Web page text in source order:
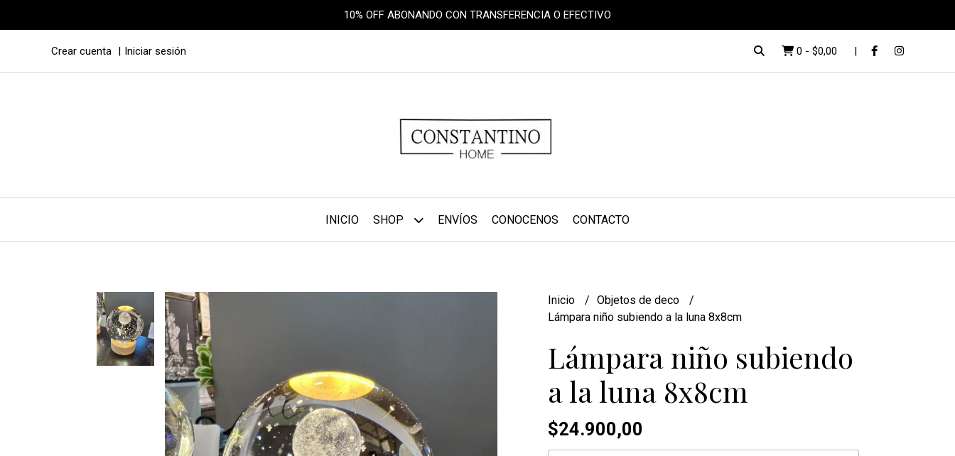
10% OFF ABONANDO CON TRANSFERENCIA O EFECTIVO
Crear cuenta Iniciar sesión 0 - $0,00
INICIO SHOP ENVÍOS CONOCENOS CONTACTO
Inicio
Objetos de deco
Lámpara niño subiendo a la luna 8x8cm
Lámpara niño subiendo
a la luna 8x8cm
$24.900,00